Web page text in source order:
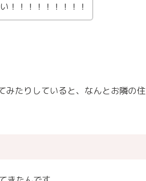
！！！！！！！！！
みたりしていると、なんとお隣の住